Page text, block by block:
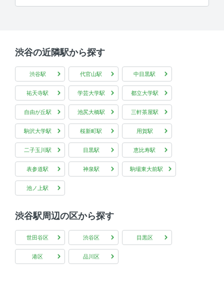
渋谷の近隣駅から探す
渋谷駅 代官山駅 中目黒駅
祐天寺駅 学芸大学駅 都立大学駅
自由が丘駅 池尻大橋駅 三軒茶屋駅
駒沢大学駅 桜新町駅 用賀駅
二子玉川駅 目黒駅 恵比寿駅
表参道駅 神泉駅 駒場東大前駅
池ノ上駅
渋谷駅周辺の区から探す
世田谷区 渋谷区 目黒区
港区 品川区